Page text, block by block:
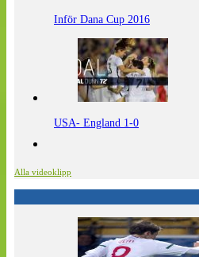
Inför Dana Cup 2016
USA- England 1-0
Alla videoklipp